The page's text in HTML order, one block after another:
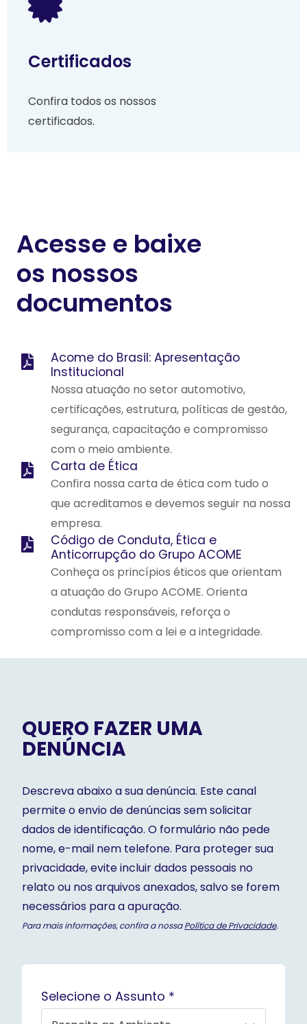
Certificados
Confira todos os nossos
certificados.
Acesse e baixe
os nossos
documentos
Acome do Brasil: Apresentação
Institucional
Nossa atuação no setor automotivo,
certificações, estrutura, políticas de gestão,
segurança, capacitação e compromisso
com o meio ambiente.
Carta de Ética
Confira nossa carta de ética com tudo o
que acreditamos e devemos seguir na nossa
empresa.
Código de Conduta, Ética e
Anticorrupção do Grupo ACOME
Conheça os princípios éticos que orientam
a atuação do Grupo ACOME. Orienta
condutas responsáveis, reforça o
compromisso com a lei e a integridade.
QUERO FAZER UMA
DENÚNCIA
Descreva abaixo a sua denúncia. Este canal
permite o envio de denúncias sem solicitar
dados de identificação. O formulário não pede
nome, e-mail nem telefone. Para proteger sua
privacidade, evite incluir dados pessoais no
relato ou nos arquivos anexados, salvo se forem
necessários para a apuração.
Para mais informações, confira a nossaPolítica de Privacidade.
Selecione o Assunto *